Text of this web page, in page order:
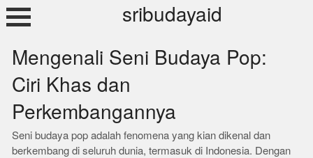
Skip
to
sribudayaid
Mengenali Seni Budaya Pop:
Ciri Khas dan
Perkembangannya
Seni budaya pop adalah fenomena yang kian dikenal dan
berkembang di seluruh dunia, termasuk di Indonesia. Dengan